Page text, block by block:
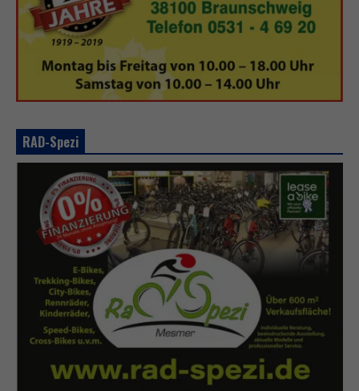
RAD-Spezi